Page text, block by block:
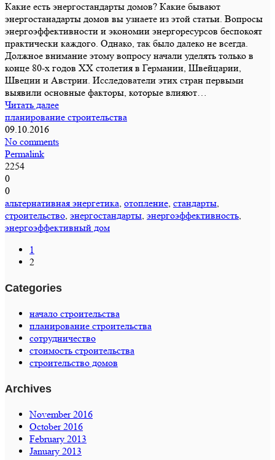
Какие есть энергостандарты домов? Какие бывают
энергостанадарты домов вы узнаете из этой статьи. Вопросы
энергоэффективности и экономии энергоресурсов беспокоят
практически каждого. Однако, так было далеко не всегда.
Должное внимание этому вопросу начали уделять только в
конце 80-х годов ХХ столетия в Германии, Швейцарии,
Швеции и Австрии. Исследователи этих стран первыми
выявили основные факторы, которые влияют…
Читать далее
планирование строительства
09.10.2016
No comments
Permalink
2254
0
0
альтернативная энергетика, отопление, стандарты,
строительство, энергостандарты, энергоэффективность,
энергоэффективный дом
1
2
Categories
начало строительства
планирование строительства
сотрудничество
стоимость строительства
строительство домов
Archives
November 2016
October 2016
February 2013
January 2013